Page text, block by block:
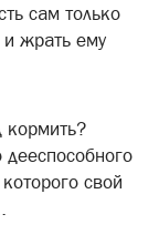
сам только
и жрать ему
кормить?
дееспособного
свой